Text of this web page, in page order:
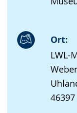
Ort:
LWL-